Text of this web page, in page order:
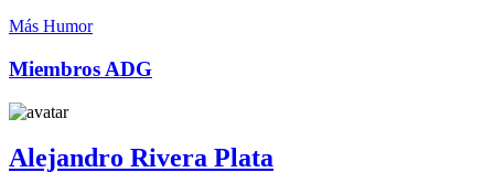
Más Humor
Miembros ADG
Alejandro Rivera Plata